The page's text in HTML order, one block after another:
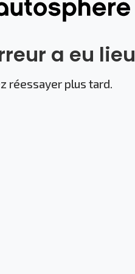
a eu lieu
réessayer plus tard.